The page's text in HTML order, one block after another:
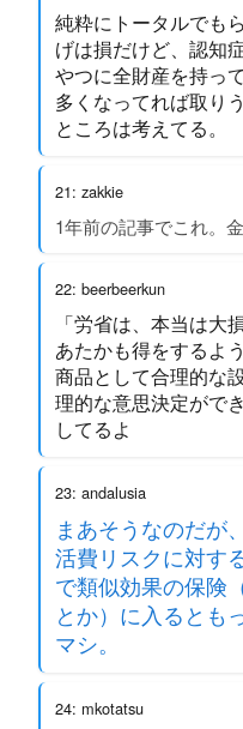
純粋にトータルでも
げは損だけど、認知
やつに全財産を持っ
多くなってれば取り
ところは考えてる。
21: zakkie
1年前の記事でこれ。
22: beerbeerkun
「労省は、本当は大
あたかも得をするよ
商品として合理的な
理的な意思決定がで
してるよ
23: andalusia
まあそうなのだが
活費リスクに対す
で類似効果の保険
とか）に入るとも
マシ。
24: mkotatsu